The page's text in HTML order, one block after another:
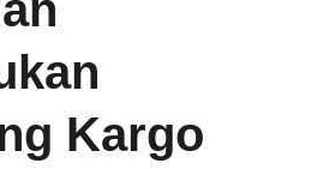
Kargo